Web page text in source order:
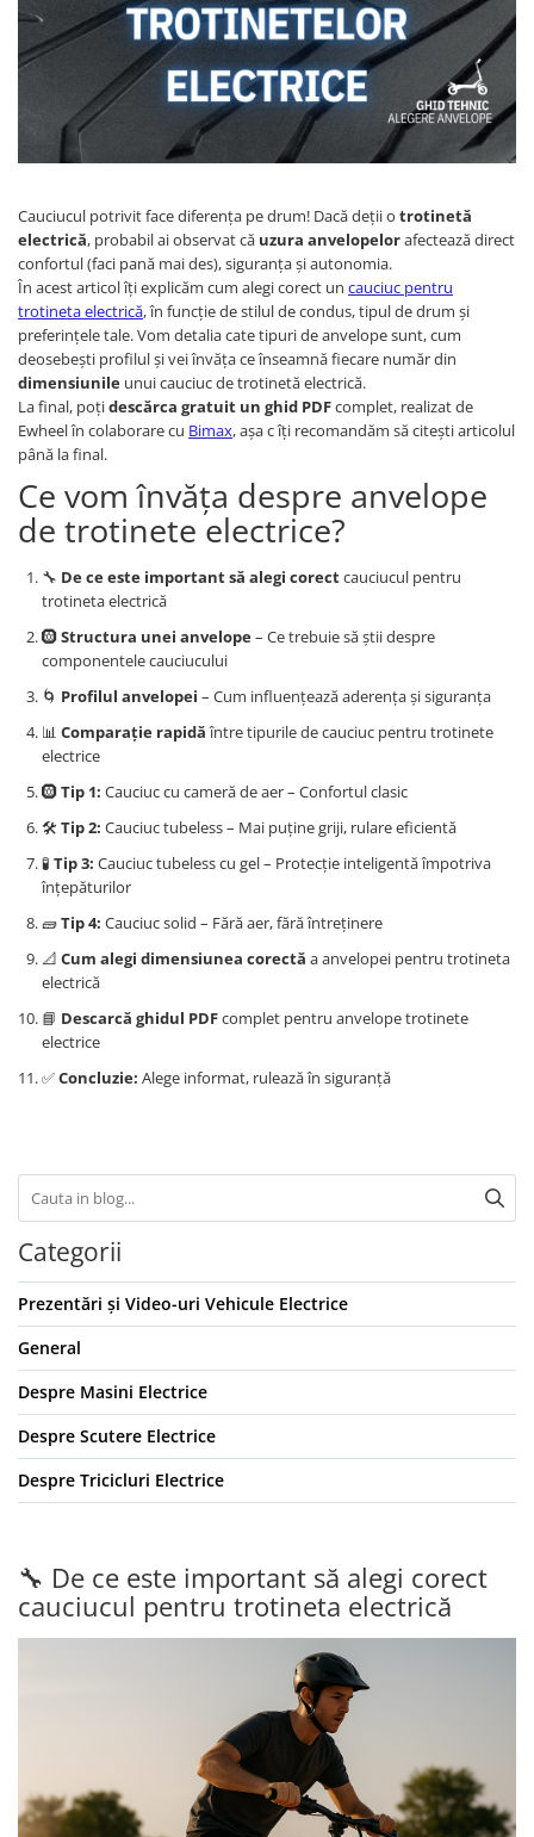
➔ Fara Permis
➔ 4000W
➔ Volta
➔ RDB
➔ Ruris
➔ Arora
PIESE DE SCHIMB
Baterii
Camere
Cauciucuri
Controllere
Incarcatoare
ACCESORII
Huse
Toate accesoriile la Triciclete
➔ RDB
➔ Volta
➔ Kuba
PIESE DE SCHIMB
Baterii
Baterii 48V
Baterii 60V
Camere
Cauciucuri
Controllere
Incarcatoare
Acumulatori 48V
Cauciucuri
Cauciucuri Fat Bike
Camere
Controllere
Incarcatoare 24V
Incarcatoare 36V
Incarcatoare 48V
ACCESORII
Lumini
Kit Conversie
Lumini Trotinete Electrice
Piese Kugoo
Kukirin M4 MAX
Kukirin S1 MAX 2025-2026
KuKirin G2
Kukirin G2 MAX
KuKirin G2 PRO
KuKirin G3 PRO
Kukirin G4 (2025)
KuKirin S1 PRO
Kugoo S1
Kugoo G2 Pro
Piese Xiaomi
Scooter 3 (Mi3)
Scooter 3 Lite (Mi3 Lite)
Scooter 4 PRO (Mi4 PRO)
PRO / PRO2
Piese Xiaomi Scooter 5
Piese Xiaomi Scooter Elite
Piese Xiaomi Scooter 5 PLUS
Piese Xiaomi Scooter 5 PRO
Piese Xiaomi Scooter 6 PRO
Piese Xiaomi Scooter 6 MAX
Piese Xiaomi Scooter 6
Scooter 4 Lite
Accesorii Trotinete
Piese Segway/Ninebot
Ninebot Segway ZT3 PRO
Piese Trotineta Electrica - grupate
pe Brand
Piese tricicluri electrice univerale
Piese Trotinete Electrice
Universale
Incarcatoare
Acceleratii
Acumulatori
Anvelope si camere
Controllere
Display / Bord
Motoare
Piese grupate pe Producator
Accesorii Triciclete Electrice
Casti Bike-Moto
Accesorii Trotinete
Roti, Axe
Cauciucul potrivit face diferența pe drum! Dacă deții o trotinetă
electrică, probabil ai observat că uzura anvelopelorafectează direct
confortul (faci pană mai des), siguranța și autonomia.
În acest articol îți explicăm cum alegi corect un cauciuc pentru
trotineta electrică, în funcție de stilul de condus, tipul de drum și
preferințele tale. Vom detalia cate tipuri de anvelope sunt, cum
deosebești profilul și vei învăța ce înseamnă fiecare număr din
dimensiunile unui cauciuc de trotinetă electrică.
La final, poțidescărca gratuit un ghid PDFcomplet, realizat de
Ewheel în colaborare cu Bimax, așa c îți recomandăm să citești articolul
până la final.
Ce vom învăța despre anvelope
de trotinete electrice?
🔧 De ce este important să alegi corectcauciucul pentru
trotineta electrică
🛞Structura unei anvelope– Ce trebuie să știi despre
componentele cauciucului
🌀 Profilul anvelopei – Cum influențează aderența și siguranța
📊 Comparație rapidăîntre tipurile de cauciuc pentru trotinete
electrice
🛞Tip 1: Cauciuc cu cameră de aer – Confortul clasic
🛠 Tip 2: Cauciuc tubeless – Mai puține griji, rulare eficientă
🧪 Tip 3: Cauciuc tubeless cu gel – Protecție inteligentă împotriva
înțepăturilor
🧱Tip 4: Cauciuc solid – Fără aer, fără întreținere
📐 Cum alegi dimensiunea corectă a anvelopei pentru trotineta
electrică
📘 Descarcă ghidul PDFcomplet pentru anvelope trotinete
electrice
✅Concluzie: Alege informat, rulează în siguranță
Categorii
Prezentări și Video-uri Vehicule Electrice
General
Despre Masini Electrice
Despre Scutere Electrice
Despre Tricicluri Electrice
🔧 De ce este important să alegi corect
cauciucul pentru trotineta electrică